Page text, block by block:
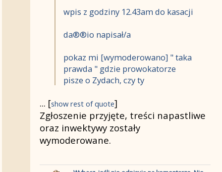
wpis z godziny 12.43am do kasacji
da®®io napisał/a
pokaz mi [wymoderowano] " taka
prawda " gdzie prowokatorze
pisze o Zydach, czy ty
awantur? [wymoderowano]
... [show rest of quote]
Zgłoszenie przyjęte, treści napastliwe
oraz inwektywy zostały
wymoderowane.